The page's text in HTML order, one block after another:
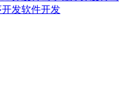
发软件开发